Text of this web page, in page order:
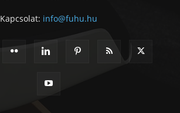
Kapcsolat: info@fuhu.hu